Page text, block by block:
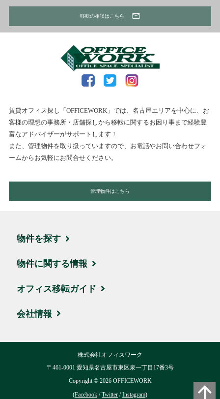
移転の相談はこちら
賃貸オフィス探し「OFFICEWORK」では、名古屋エリアを中心に、お
客様の理想の事務所・店舗探しから移転に関するお困り事まで経験豊
富なアドバイザーがサポートします！
また、管理物件を取り扱っていますので、お電話やお問い合わせフォ
ームからお気軽にお問合せください。
管理物件はこちら
物件を探す
エリア・住所から探す
駅名・沿線から探す
地図から探す
ハイグレード物件
物件に関する情報
ブログ
取引実績・お客様の声
オフィス移転ガイド
お引越しの流れ
移転費用について
会社情報
株式会社オフィスワーク
〒461-0001 愛知県名古屋市東区泉一丁目17番3号
Copyright © 2026OFFICEWORK
(Facebook /Twitter /Instagram)